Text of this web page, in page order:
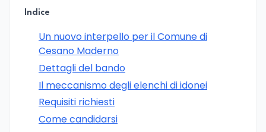
Indice
Un nuovo interpello per il Comune di
Cesano Maderno
Dettagli del bando
Il meccanismo degli elenchi di idonei
Requisiti richiesti
Come candidarsi